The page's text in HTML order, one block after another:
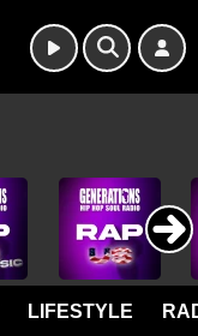
LIFESTYLE